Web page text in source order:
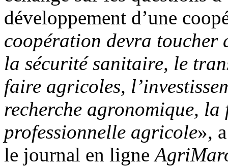
développement d’une
coopération devra toucher
la sécurité sanitaire, le
faire agricoles,
recherche agronomique,
professionnelle agricole»,
le journal en ligne